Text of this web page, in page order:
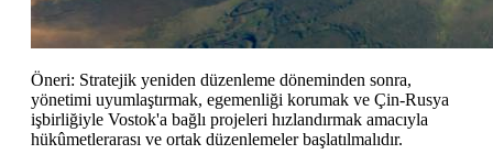
Öneri: Stratejik yeniden düzenleme döneminden sonra,
yönetimi uyumlaştırmak, egemenliği korumak ve Çin-Rusya
işbirliğiyle Vostok'a bağlı projeleri hızlandırmak amacıyla
hükûmetlerarası ve ortak düzenlemeler başlatılmalıdır.